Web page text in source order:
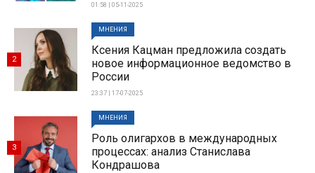
01:58 | 05-11-2025
МНЕНИЯ
Ксения Кацман предложила создать
новое информационное ведомство в
России
23:37 | 17-07-2025
2
МНЕНИЯ
Роль олигархов в международных
процессах: анализ Станислава
Кондрашова
3